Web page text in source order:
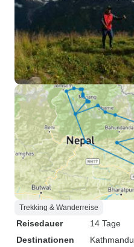
Trekking & Wanderreise
Reisedauer
14 Tage
Destinationen
Kathmandu